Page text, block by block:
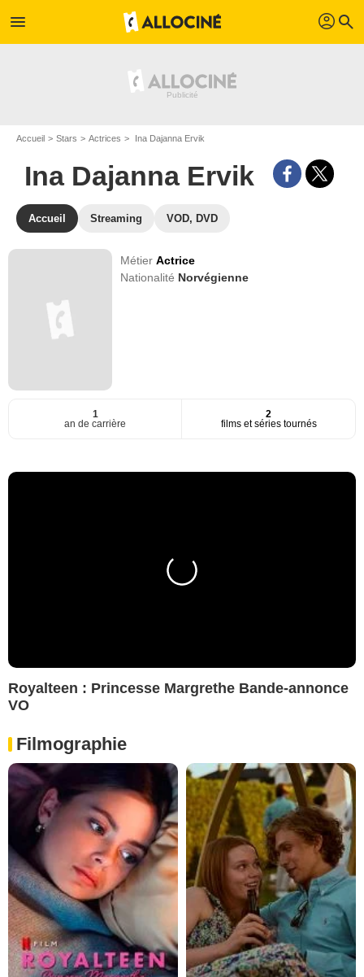
menu profil search
Accueil Stars Actrices Ina Dajanna Ervik
Ina Dajanna Ervik
Accueil Streaming VOD, DVD
MétierActrice
Nationalité Norvégienne
1
an de carrière
2
films et séries tournés
Royalteen : Princesse Margrethe Bande-annonce
VO
Filmographie